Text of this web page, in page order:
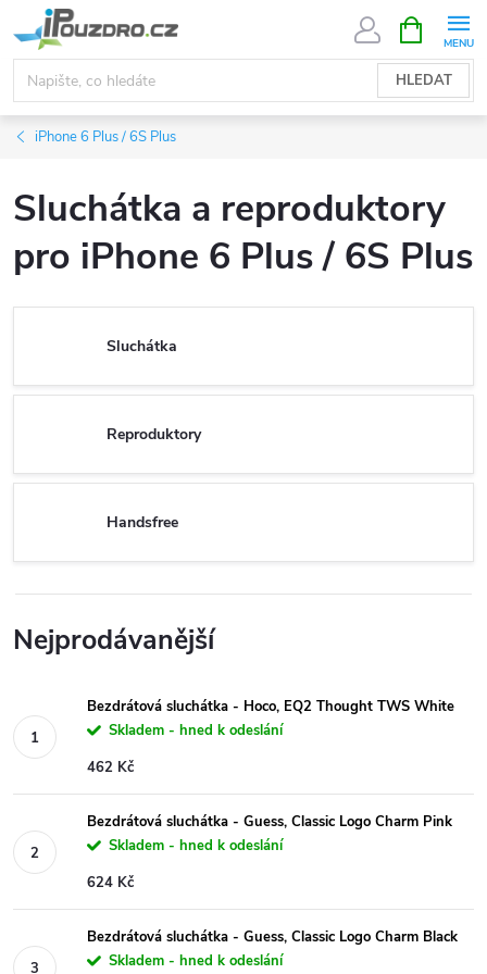
na
obsah
HLEDAT
NÁKUPNÍ
KOŠÍK
iPhone 6 Plus / 6S Plus
Sluchátka a reproduktory
pro iPhone 6 Plus / 6S Plus
Sluchátka
Reproduktory
Handsfree
Nejprodávanější
Bezdrátová sluchátka - Hoco, EQ2 Thought TWS White
Skladem - hned k odeslání
462 Kč
Bezdrátová sluchátka - Guess, Classic Logo Charm Pink
Skladem - hned k odeslání
624 Kč
Bezdrátová sluchátka - Guess, Classic Logo Charm Black
Skladem - hned k odeslání